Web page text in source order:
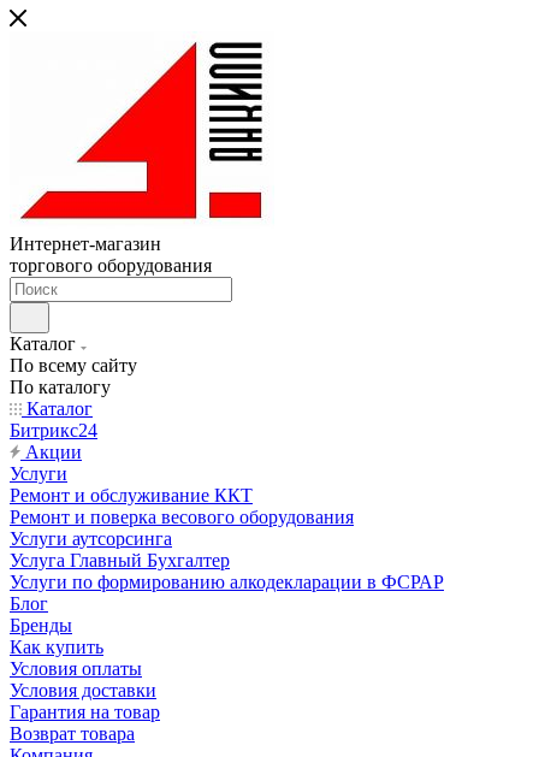
Интернет-магазин
торгового оборудования
Каталог
По всему сайту
По каталогу
Каталог
Битрикс24
Акции
Услуги
Ремонт и обслуживание ККТ
Ремонт и поверка весового оборудования
Услуги аутсорсинга
Услуга Главный Бухгалтер
Услуги по формированию алкодекларации в ФСРАР
Блог
Бренды
Как купить
Условия оплаты
Условия доставки
Гарантия на товар
Возврат товара